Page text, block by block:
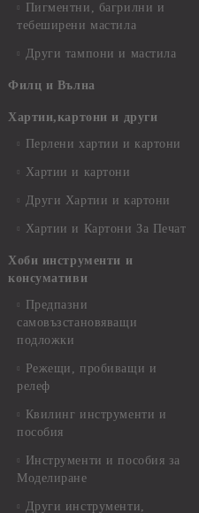
Пигментни, багрилни и
тебеширени мастила
Други тампони и мастила
Филц и Вълна
Хартии,картони и други
Перлени хартии и картони
Хартии и картони
Други Хартии и картони
Хартии и Картони За Печат
Хоби инструменти и
консумативи
Предпазни
самовъзстановяващи
подложки
Режещи, пробиващи и
релеф
Квилинг инструменти и
пособия
Инструменти и пособия за
Моделиране
Други инструменти,